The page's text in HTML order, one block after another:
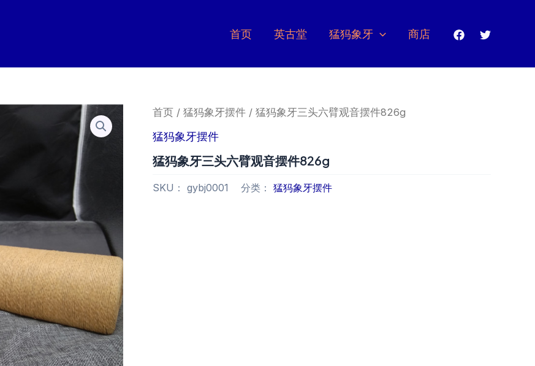
首页 英古堂 猛犸象牙 商店
首页 / 猛犸象牙摆件 / 猛犸象牙三头六臂观音摆件826g
猛犸象牙摆件
猛犸象牙三头六臂观音摆件826g
SKU： gybj0001 分类： 猛犸象牙摆件